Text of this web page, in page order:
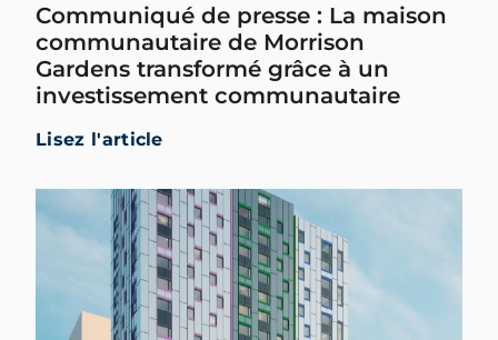
Communiqué de presse : La maison
communautaire de Morrison
Gardens transformé grâce à un
investissement communautaire
Lisez l'article